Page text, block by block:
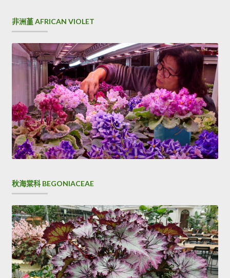
導
覽
非洲堇 AFRICAN VIOLET
秋海棠科 BEGONIACEAE